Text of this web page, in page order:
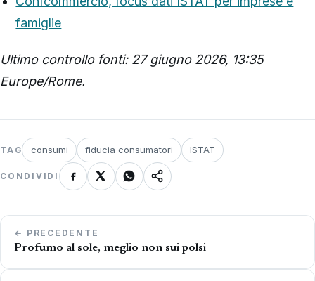
famiglie
Ultimo controllo fonti: 27 giugno 2026, 13:35
Europe/Rome.
TAG consumi fiducia consumatori ISTAT
CONDIVIDI
Navigazione
articoli
← PRECEDENTE
Profumo al sole, meglio non sui polsi